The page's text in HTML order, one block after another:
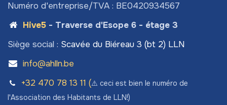
Numéro d'entreprise/TVA : BE0420934567
Hive5- Traverse d'Esope 6 - étage 3
Siège social : Scavée du Biéreau 3 (bt 2) LLN
info@ahlln.be
+32 470 78​ 13 11 (⚠️ ceci est bien le numéro de
l'Association des Habitants de LLN!)